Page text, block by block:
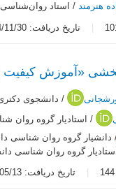
هنرمند / استاد
تاریخ دریافت: 1394/11/30
«آموزش کیفیت
/ دانشجوی
/ استادیار گروه روان
دانشیار گروه روان شناسی
گروه روان شناسی
تاریخ دریافت: 1399/05/13